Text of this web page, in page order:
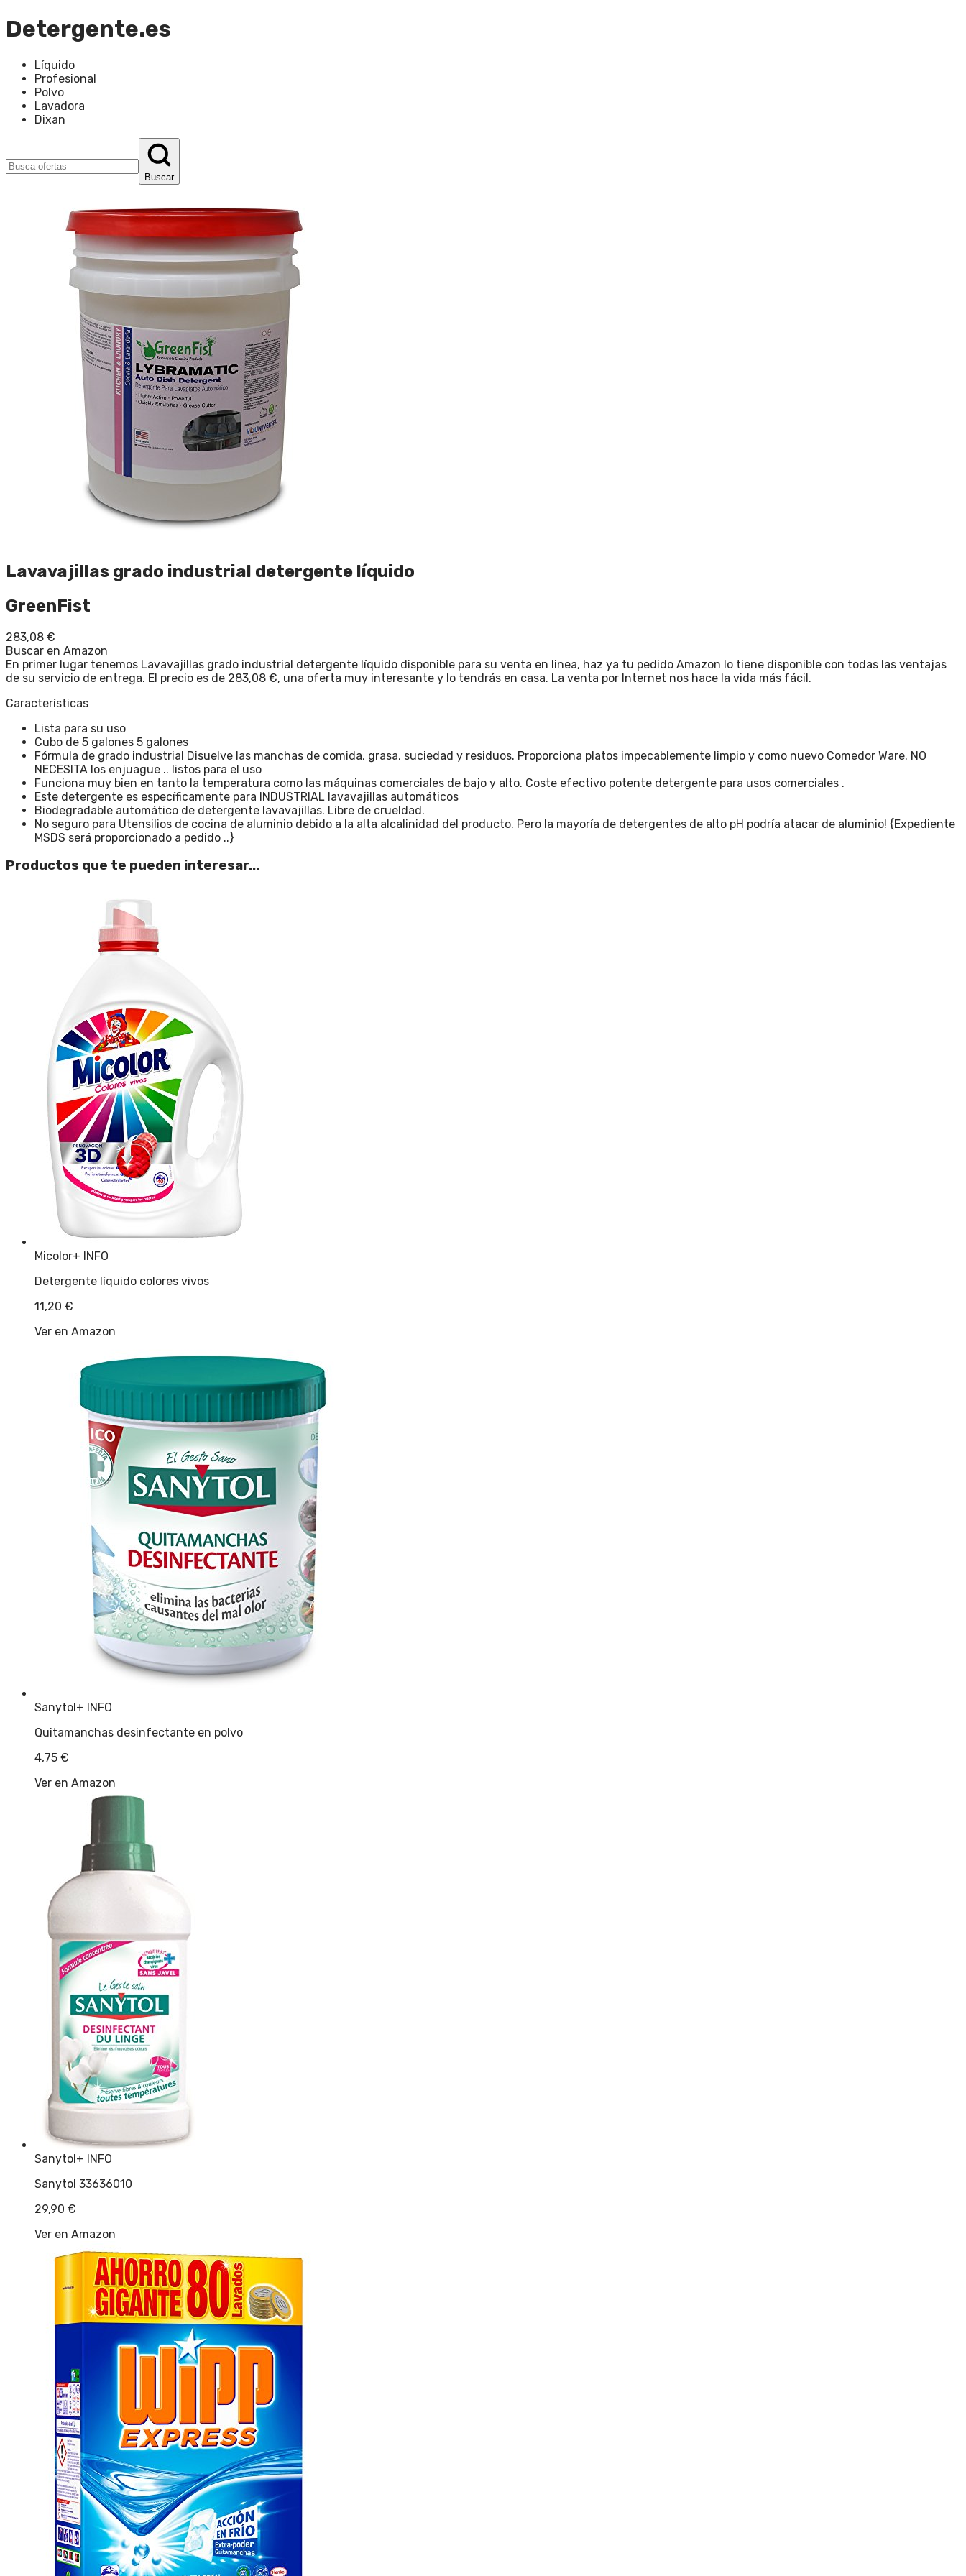
Detergente.es
Líquido
Profesional
Polvo
Lavadora
Dixan
Buscar
Lavavajillas grado industrial detergente líquido
GreenFist
283,08 €
Buscar en Amazon
En primer lugar tenemos Lavavajillas grado industrial detergente líquido disponible para su venta en linea, haz ya tu pedido Amazon lo tiene disponible con todas las ventajas
de su servicio de entrega. El precio es de 283,08 €, una oferta muy interesante y lo tendrás en casa. La venta por Internet nos hace la vida más fácil.
Características
Lista para su uso
Cubo de 5 galones 5 galones
Fórmula de grado industrial Disuelve las manchas de comida, grasa, suciedad y residuos. Proporciona platos impecablemente limpio y como nuevo Comedor Ware. NO
NECESITA los enjuague .. listos para el uso
Funciona muy bien en tanto la temperatura como las máquinas comerciales de bajo y alto. Coste efectivo potente detergente para usos comerciales .
Este detergente es específicamente para INDUSTRIAL lavavajillas automáticos
Biodegradable automático de detergente lavavajillas. Libre de crueldad.
No seguro para Utensilios de cocina de aluminio debido a la alta alcalinidad del producto. Pero la mayoría de detergentes de alto pH podría atacar de aluminio! {Expediente
MSDS será proporcionado a pedido ..}
Productos que te pueden interesar...
Micolor+ INFO
Detergente líquido colores vivos
11,20 €
Ver en Amazon
Sanytol+ INFO
Quitamanchas desinfectante en polvo
4,75 €
Ver en Amazon
Sanytol+ INFO
Sanytol 33636010
29,90 €
Ver en Amazon